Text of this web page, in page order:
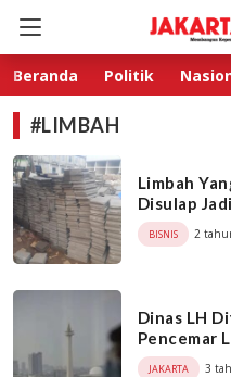
Jakarta Raya
Beranda Politik
#LIMBAH
Limbah
Disulap
BISNIS 2
Dinas LH
Pencemar
JAKARTA 3